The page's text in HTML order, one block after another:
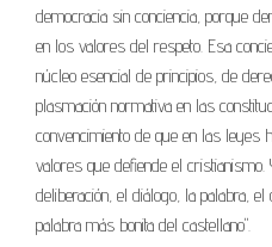
democracia sin conciencia, porque
en los valores del respeto. Esa
núcleo esencial de principios, de
plasmación normativa en las
convencimiento de que en las leyes
valores que defiende el
deliberación, el diálogo, la palabra,
palabra más bonita del castellano".